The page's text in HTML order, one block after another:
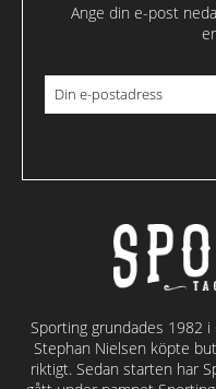
Ange din e-post
Sporting grundades 1982
Stephan Nielsen köpte
riktigt. Sedan starten har